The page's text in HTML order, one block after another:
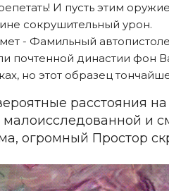
И пусть этим
сокрушительный урон.
- Фамильный
почтенной династии фон
но этот образец
расстояния
и
огромный Простор